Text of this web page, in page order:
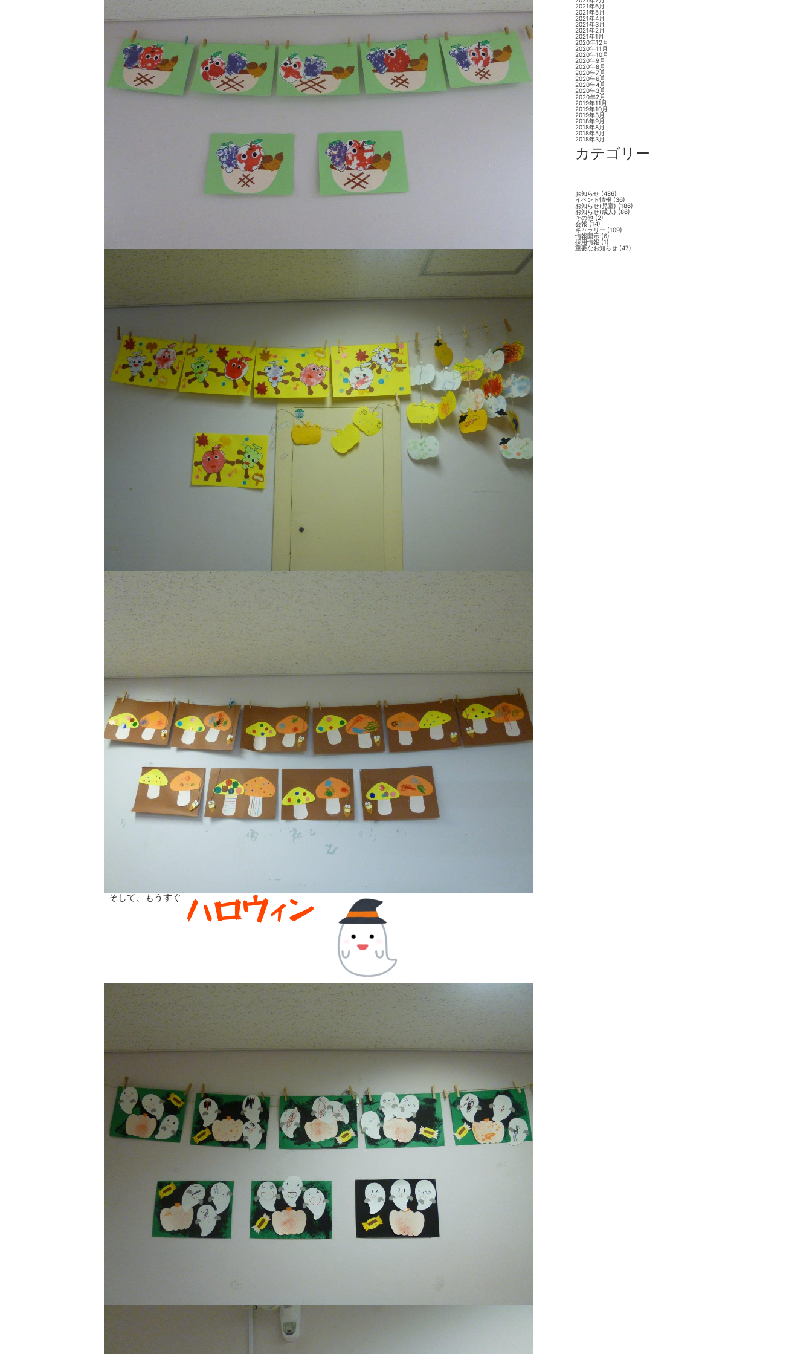
そして、もうすぐ
2021年6月
2021年5月
2021年4月
2021年3月
2021年2月
2021年1月
2020年12月
2020年11月
2020年10月
2020年9月
2020年8月
2020年7月
2020年6月
2020年4月
2020年3月
2020年2月
2019年11月
2019年10月
2019年3月
2018年9月
2018年8月
2018年5月
2018年3月
カテゴリー
お知らせ (486)
イベント情報 (36)
お知らせ(児童) (186)
お知らせ(成人) (86)
その他 (2)
会報(14)
ギャラリー (109)
情報開示 (6)
採用情報 (1)
重要なお知らせ (47)